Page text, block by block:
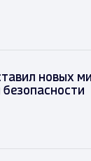
новых